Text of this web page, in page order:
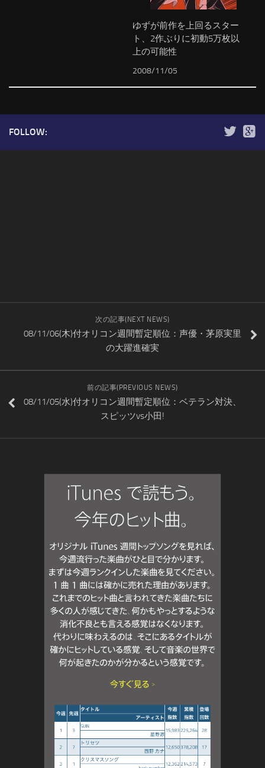
ゆずが前作を上回るスター
ト、2作ぶりに初動5万枚以
上の可能性
2008/11/05
FOLLOW:
次の記事(NEXT NEWS)
08/11/06(木)付オリコン週間暫定順位：声優・茅原実里
の大躍進確実
前の記事(PREVIOUS NEWS)
08/11/05(水)付オリコン週間暫定順位：ベテラン対決、
スピッツvs小田!